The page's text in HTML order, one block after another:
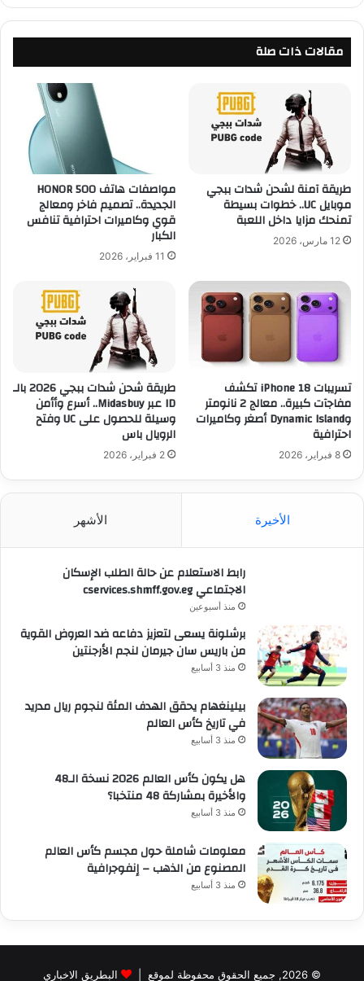
مقالات ذات صلة
طريقة آمنة لشحن شدات ببجي
موبايل UC.. خطوات بسيطة
تمنحك مزايا داخل اللعبة
12 مارس، 2026
مواصفات هاتف HONOR 500
الجديدة.. تصميم فاخر ومعالج
قوي وكاميرات احترافية تنافس
الكبار
11 فبراير، 2026
تسريبات iPhone 18 تكشف
مفاجآت كبيرة.. معالج 2 نانومتر
وDynamic Island أصغر وكاميرات
احترافية
8 فبراير، 2026
طريقة شحن شدات ببجي 2026 بالـ
ID عبر Midasbuy.. أسرع وأأمن
وسيلة للحصول على UC وفتح
الرويال باس
2 فبراير، 2026
الأخيرة الأشهر
رابط الاستعلام عن حالة الطلب الإسكان
الاجتماعي cservices.shmff.gov.eg
منذ أسبوعين
برشلونة يسعى لتعزيز دفاعه ضد العروض القوية
من باريس سان جيرمان لنجم الأرجنتين
منذ 3 أسابيع
بيلينغهام يحقق الهدف المئة لنجوم ريال مدريد
في تاريخ كأس العالم
منذ 3 أسابيع
هل يكون كأس العالم 2026 نسخة الـ48
والأخيرة بمشاركة 48 منتخبا؟
منذ 3 أسابيع
معلومات شاملة حول مجسم كأس العالم
المصنوع من الذهب – إنفوجرافية
منذ 3 أسابيع
© 2026, جميع الحقوق محفوظة لموقع | البطريق الاخباري